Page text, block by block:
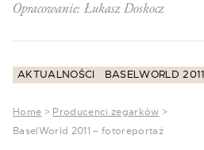
Opracowanie: Łukasz Doskocz
AKTUALNOŚCI BASELWORLD 2011
Home > Producenci zegarków >
BaselWorld 2011 – fotoreportaż